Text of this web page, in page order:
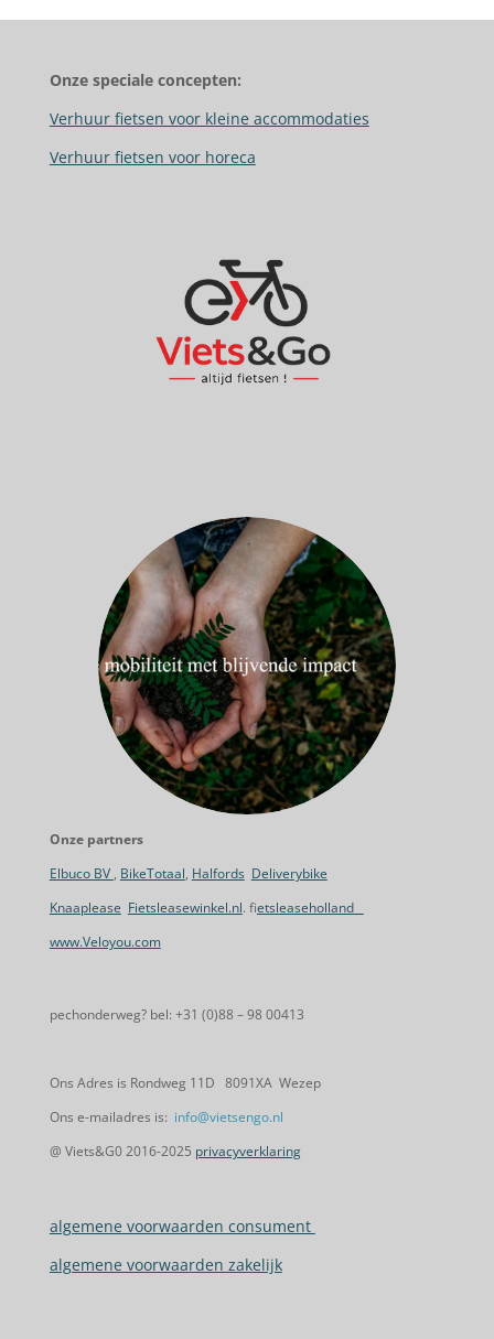
Onze speciale concepten:
Verhuur fietsen voor kleine accommodaties
Verhuur fietsen voor horeca
Onze partners
Elbuco BV , BikeTotaal, Halfords Deliverybike
Knaaplease Fietsleasewinkel.nl. fietsleaseholland
www.Veloyou.com
pechonderweg? bel: +31 (0)88 – 98 00413
Ons Adres is Rondweg 11D 8091XA Wezep
Ons e-mailadres is: info@vietsengo.nl
@ Viets&G0 2016-2025 privacyverklaring
algemene voorwaarden consument
algemene voorwaarden zakelijk